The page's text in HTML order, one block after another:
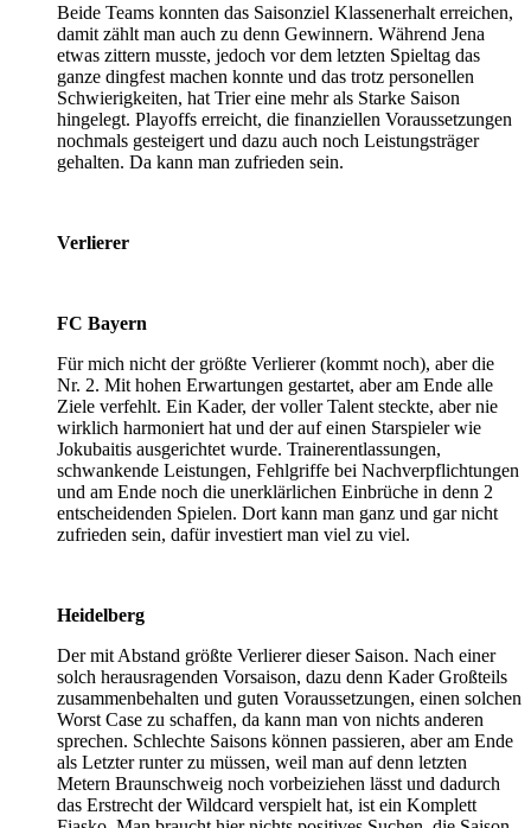
Beide Teams konnten das Saisonziel Klassenerhalt erreichen,
damit zählt man auch zu denn Gewinnern. Während Jena
etwas zittern musste, jedoch vor dem letzten Spieltag das
ganze dingfest machen konnte und das trotz personellen
Schwierigkeiten, hat Trier eine mehr als Starke Saison
hingelegt. Playoffs erreicht, die finanziellen Voraussetzungen
nochmals gesteigert und dazu auch noch Leistungsträger
gehalten. Da kann man zufrieden sein.
Verlierer
FC Bayern
Für mich nicht der größte Verlierer (kommt noch), aber die
Nr. 2. Mit hohen Erwartungen gestartet, aber am Ende alle
Ziele verfehlt. Ein Kader, der voller Talent steckte, aber nie
wirklich harmoniert hat und der auf einen Starspieler wie
Jokubaitis ausgerichtet wurde. Trainerentlassungen,
schwankende Leistungen, Fehlgriffe bei Nachverpflichtungen
und am Ende noch die unerklärlichen Einbrüche in denn 2
entscheidenden Spielen. Dort kann man ganz und gar nicht
zufrieden sein, dafür investiert man viel zu viel.
Heidelberg
Der mit Abstand größte Verlierer dieser Saison. Nach einer
solch herausragenden Vorsaison, dazu denn Kader Großteils
zusammenbehalten und guten Voraussetzungen, einen solchen
Worst Case zu schaffen, da kann man von nichts anderen
sprechen. Schlechte Saisons können passieren, aber am Ende
als Letzter runter zu müssen, weil man auf denn letzten
Metern Braunschweig noch vorbeiziehen lässt und dadurch
das Erstrecht der Wildcard verspielt hat, ist ein Komplett